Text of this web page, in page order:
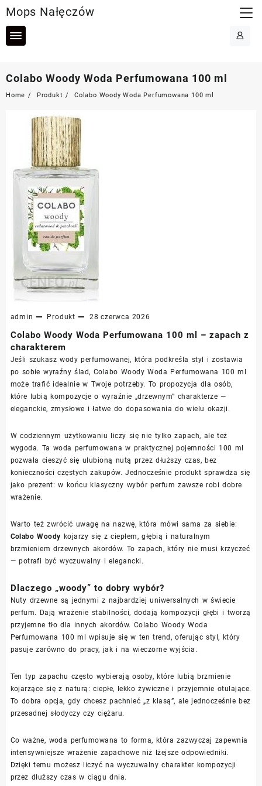
to
content
Mops Nałęczów
Colabo Woody Woda Perfumowana 100 ml
Home Produkt Colabo Woody Woda Perfumowana 100 ml
admin Produkt 28 czerwca 2026
Colabo Woody Woda Perfumowana 100 ml – zapach z
charakterem
Jeśli szukasz wody perfumowanej, która podkreśla styl i zostawia
po sobie wyraźny ślad, Colabo Woody Woda Perfumowana 100 ml
może trafić idealnie w Twoje potrzeby. To propozycja dla osób,
które lubią kompozycje o wyraźnie „drzewnym” charakterze —
eleganckie, zmysłowe i łatwe do dopasowania do wielu okazji.
W codziennym użytkowaniu liczy się nie tylko zapach, ale też
wygoda. Ta woda perfumowana w praktycznej pojemności 100 ml
pozwala cieszyć się ulubioną nutą przez dłuższy czas, bez
konieczności częstych zakupów. Jednocześnie produkt sprawdza się
jako prezent: w końcu klasyczny wybór perfum zawsze robi dobre
wrażenie.
Warto też zwrócić uwagę na nazwę, która mówi sama za siebie:
Colabo Woody kojarzy się z ciepłem, głębią i naturalnym
brzmieniem drzewnych akordów. To zapach, który nie musi krzyczeć
— potrafi być wyczuwalny i elegancki.
Dlaczego „woody” to dobry wybór?
Nuty drzewne są jednymi z najbardziej uniwersalnych w świecie
perfum. Dają wrażenie stabilności, dodają kompozycji głębi i tworzą
przyjemne tło dla innych akordów. Colabo Woody Woda
Perfumowana 100 ml wpisuje się w ten trend, oferując styl, który
pasuje zarówno do pracy, jak i na wieczorne wyjścia.
Ten typ zapachu często wybierają osoby, które lubią brzmienie
kojarzące się z naturą: ciepłe, lekko żywiczne i przyjemnie otulające.
To dobra opcja, gdy chcesz pachnieć „z klasą”, ale jednocześnie bez
przesadnej słodyczy czy ciężaru.
Co ważne, woda perfumowana to forma, która zazwyczaj zapewnia
intensywniejsze wrażenie zapachowe niż lżejsze odpowiedniki.
Dzięki temu możesz liczyć na wyczuwalny charakter kompozycji
przez dłuższy czas w ciągu dnia.